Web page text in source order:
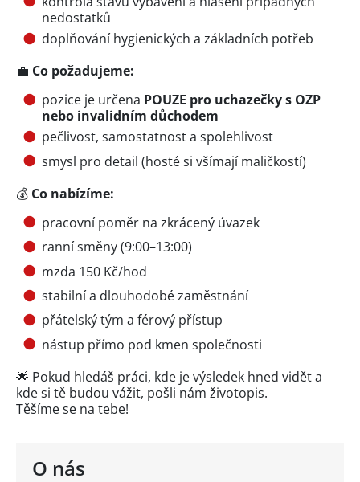
O nás
nedostatků
doplňování hygienických a základních potřeb
💼 Co požadujeme:
pozice je určena POUZE pro uchazečky s OZP
nebo invalidním důchodem
pečlivost, samostatnost a spolehlivost
smysl pro detail (hosté si všímají maličkostí)
💰 Co nabízíme:
pracovní poměr na zkrácený úvazek
ranní směny (9:00–13:00)
mzda 150 Kč/hod
stabilní a dlouhodobé zaměstnání
přátelský tým a férový přístup
nástup přímo pod kmen společnosti
🌟 Pokud hledáš práci, kde je výsledek hned vidět a
kde si tě budou vážit, pošli nám životopis.
Těšíme se na tebe!